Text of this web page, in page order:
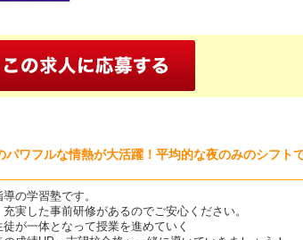
ワフルな情熱が大活躍！平均的な夜のみのシフト
の学習塾です。
実した事前研修があるのでご安心ください。
が一体となって授業を進めていく